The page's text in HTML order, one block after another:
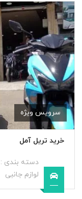
سرویس ویژه
خرید تریل آمل
دسته بندی :
لوازم جانبی